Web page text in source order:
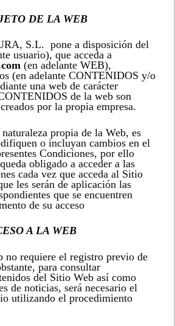
DE LA WEB
S.L. pone a disposición del
usuario), que acceda a
(en adelante WEB),
(en adelante CONTENIDOS y/o
una web de carácter
de la web son
por la propia empresa.
propia de la Web, es
o incluyan cambios en el
Condiciones, por ello
obligado a acceder a las
cada vez que acceda al Sitio
les serán de aplicación las
que se encuentren
de su acceso
A LA WEB
no requiere el registro previo de
para consultar
del Sitio Web así como
de noticias, será necesario el
utilizando el procedimiento